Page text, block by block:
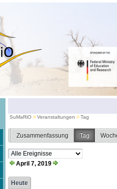
SuMaRiO Veranstaltungen Tag
Zusammenfassung Tag
April 7, 2019